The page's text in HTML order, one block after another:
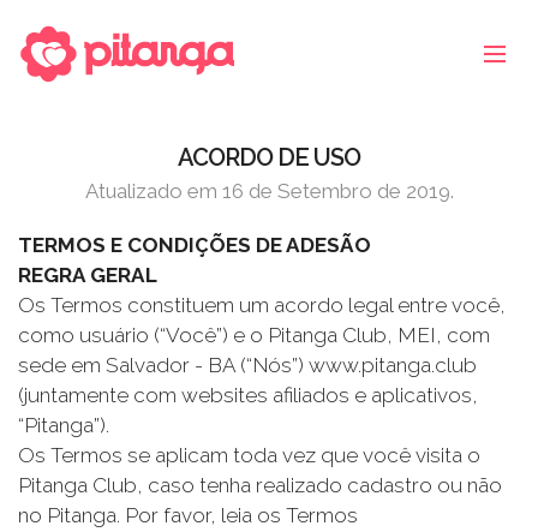
ACORDO DE USO
Atualizado em 16 de Setembro de 2019.
TERMOS E CONDIÇÕES DE ADESÃO
REGRA GERAL
Os Termos constituem um acordo legal entre você,
como usuário (“Você”) e o Pitanga Club, MEI, com
sede em Salvador - BA (“Nós”) www.pitanga.club
(juntamente com websites afiliados e aplicativos,
“Pitanga”).
Os Termos se aplicam toda vez que você visita o
Pitanga Club, caso tenha realizado cadastro ou não
no Pitanga. Por favor, leia os Termos